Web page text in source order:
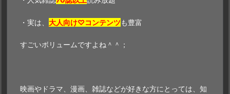
・実は、 大人向け♡コンテンツも豊富
すごいボリュームですよね＾＾；
映画やドラマ、漫画、雑誌などが好きな方にとっては、知